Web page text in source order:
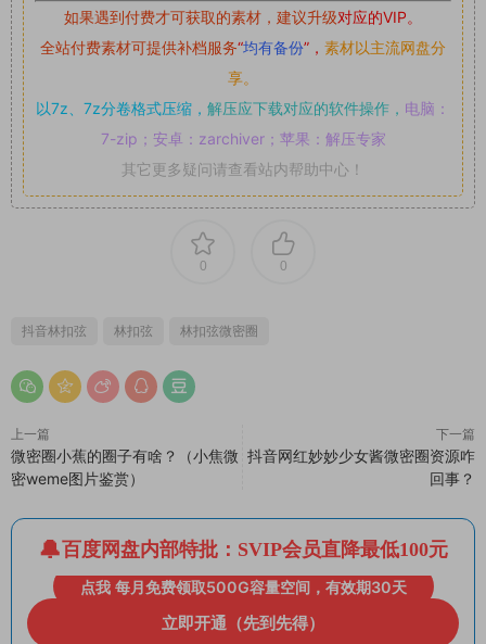
如果遇到付费才可获取的素材，建议升级对应的VIP。
全站付费素材可提供补档服务“均有备份”， 素材以主流网盘分
享。
以7z、7z分卷格式压缩， 解压应下载对应的软件操作， 电脑：
7-zip；安卓：zarchiver；苹果：解压专家
其它更多疑问请查看站内帮助中心！
0 0
抖音林扣弦 林扣弦 林扣弦微密圈
上一篇
微密圈小蕉的圈子有啥？（小焦微
密weme图片鉴赏）
下一篇
抖音网红妙妙少女酱微密圈资源咋
回事？
百度网盘内部特批：SVIP会员直降最低100元
点我 每月免费领取500G容量空间，有效期30天
立即开通（先到先得）